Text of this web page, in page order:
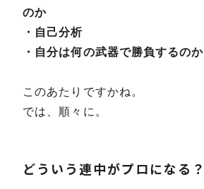
のか
・自己分析
・自分は何の武器で勝負するのか
このあたりですかね。
では、順々に。
どういう連中がプロになる？